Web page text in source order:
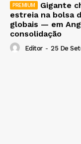
Gigante
estreia na bolsa
globais — em
consolidação
Editor - 25 De